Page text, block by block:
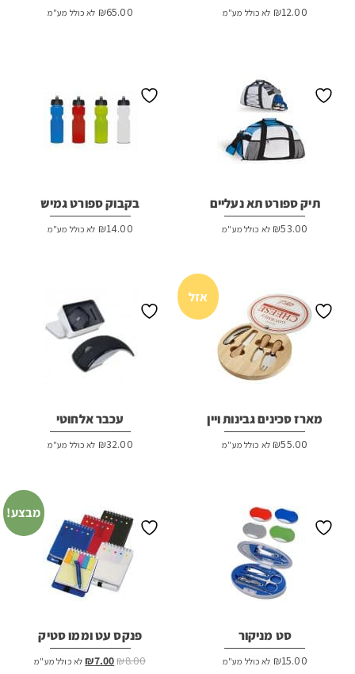
₪12.00 לא כולל מע"מ ₪65.00 לא כולל מע"מ
תיק ספורט תא נעליים
₪53.00 לא כולל מע"מ
בקבוק ספורט גמיש
₪14.00 לא כולל מע"מ
אזל
מארז סכינים גבינות ויין
₪55.00 לא כולל מע"מ
עכבר אלחוטי
₪32.00 לא כולל מע"מ
סט מניקור
₪15.00 לא כולל מע"מ
מבצע!
פנקס עט וממו סטיק
₪8.00
המחיר
₪7.00 המחיר
לא כולל מע"מ